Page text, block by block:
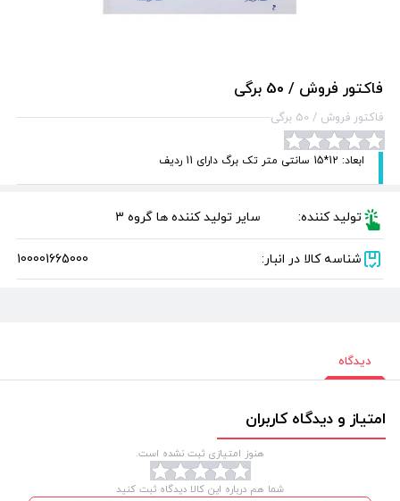
فاکتور فروش / 50 برگی
فاکتور فروش / 50 برگی
ابعاد: 12*15 سانتی متر تک برگ دارای 11 ردیف
تولید کننده: سایر تولید کننده ها گروه 3
شناسه کالا در انبار: 100001665000
دیدگاه
امتیاز و دیدگاه کاربران
هنوز امتیازی ثبت نشده است.
شما هم درباره این کالا دیدگاه ثبت کنید